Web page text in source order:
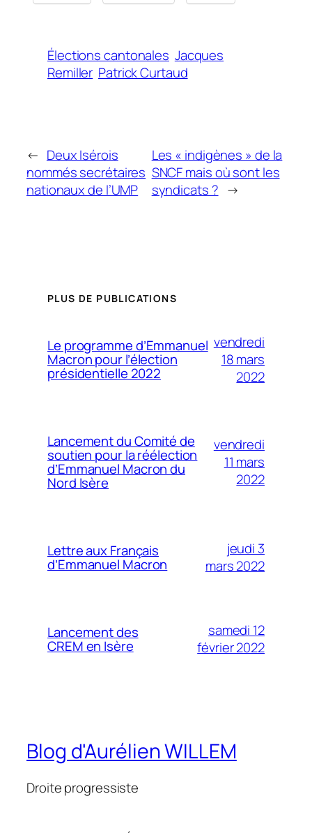
Élections cantonales Jacques
Remiller Patrick Curtaud
← Deux Isérois
nommés secrétaires
nationaux de l’UMP
Les « indigènes » de la
SNCF mais où sont les
syndicats ? →
PLUS DE PUBLICATIONS
Le programme d’Emmanuel
Macron pour l’élection
présidentielle 2022
vendredi
18 mars
2022
Lancement du Comité de
soutien pour la réélection
d’Emmanuel Macron du
Nord Isère
vendredi
11 mars
2022
Lettre aux Français
d’Emmanuel Macron
jeudi 3
mars 2022
Lancement des
CREM en Isère
samedi 12
février 2022
Blog d'Aurélien WILLEM
Droite progressiste